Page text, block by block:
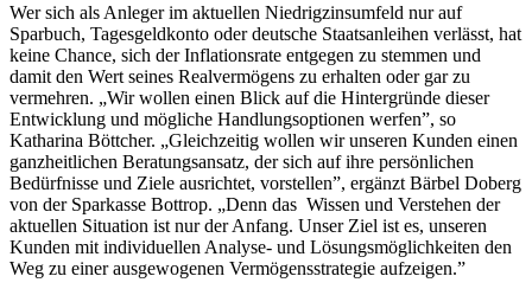
Wer sich als Anleger im aktuellen Niedrigzinsumfeld nur auf
Sparbuch, Tagesgeldkonto oder deutsche Staatsanleihen verlässt, hat
keine Chance, sich der Inflationsrate entgegen zu stemmen und
damit den Wert seines Realvermögens zu erhalten oder gar zu
vermehren. „Wir wollen einen Blick auf die Hintergründe dieser
Entwicklung und mögliche Handlungsoptionen werfen”, so
Katharina Böttcher. „Gleichzeitig wollen wir unseren Kunden einen
ganzheitlichen Beratungsansatz, der sich auf ihre persönlichen
Bedürfnisse und Ziele ausrichtet, vorstellen”, ergänzt Bärbel Doberg
von der Sparkasse Bottrop. „Denn das Wissen und Verstehen der
aktuellen Situation ist nur der Anfang. Unser Ziel ist es, unseren
Kunden mit individuellen Analyse- und Lösungsmöglichkeiten den
Weg zu einer ausgewogenen Vermögensstrategie aufzeigen.”